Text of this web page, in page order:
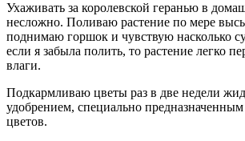
Ухаживать за королевской геранью в
несложно. Поливаю растение по мере
поднимаю горшок и чувствую насколько
если я забыла полить, то растение легко
влаги.
Подкармливаю цветы раз в две недели
удобрением, специально
цветов.